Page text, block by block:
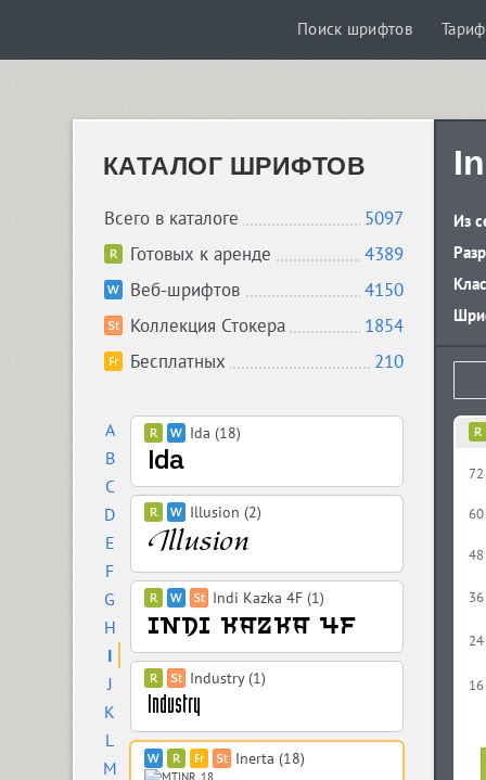
Поиск шрифтов
КАТАЛОГ ШРИФТОВ
Всего в каталоге
5097
Готовых к аренде
4389
Веб-шрифтов
4150
Коллекция Стокера
1854
Бесплатных
210
A
B
C
D
E
F
G
H
I
J
K
L
M
Ida (18)
Illusion (2)
Indi Kazka 4F (1)
Industry (1)
Inerta (18)
Из